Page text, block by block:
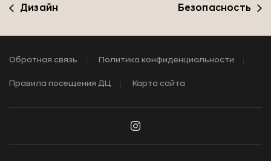
Дизайн Безопасность
Обратная связь Политика конфиденциальности
Правила посещения ДЦ Карта сайта